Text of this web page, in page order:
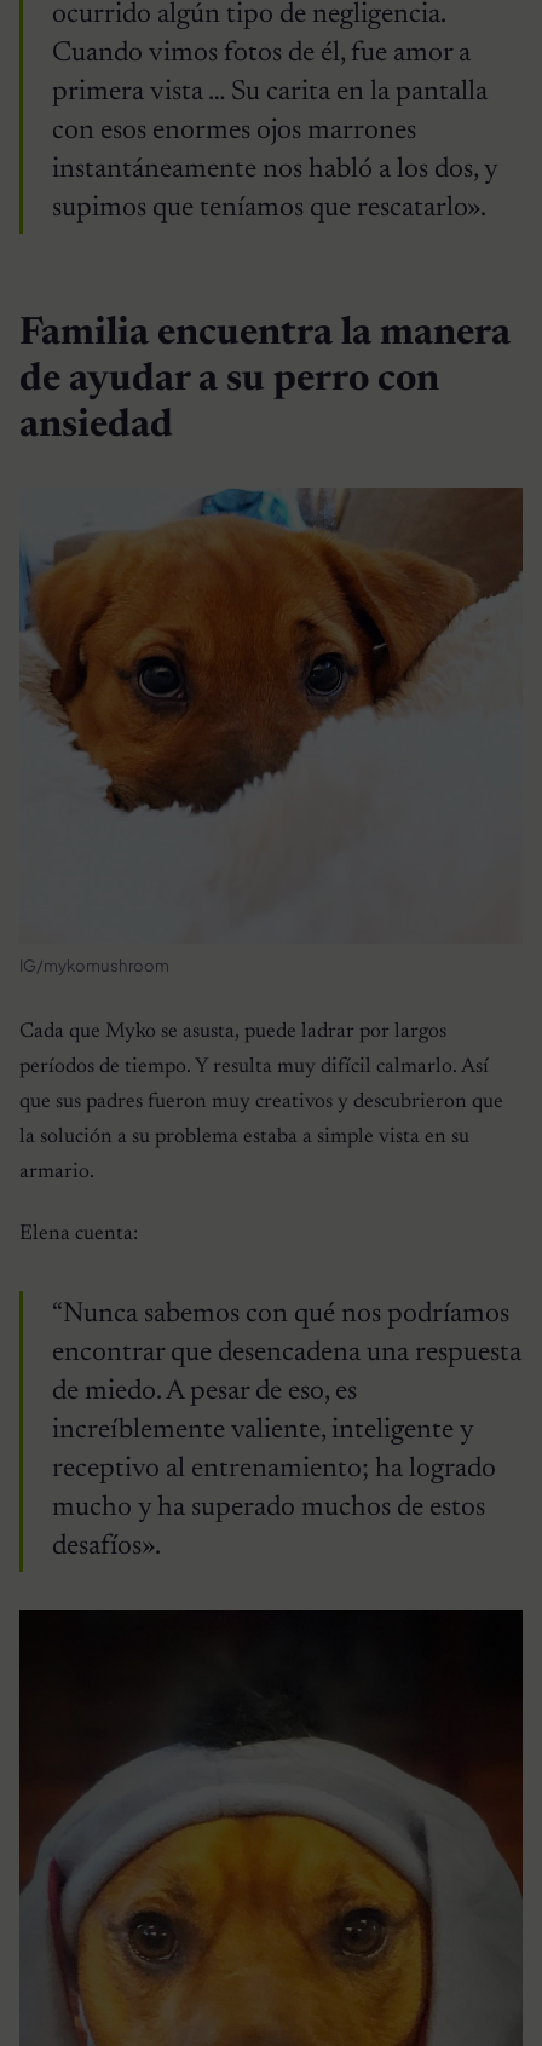
ocurrido algún tipo de negligencia.
Cuando vimos fotos de él, fue amor a
primera vista … Su carita en la pantalla
con esos enormes ojos marrones
instantáneamente nos habló a los dos, y
supimos que teníamos que rescatarlo».
Familia encuentra la manera
de ayudar a su perro con
ansiedad
IG/mykomushroom
Cada que Myko se asusta, puede ladrar por largos
períodos de tiempo. Y resulta muy difícil calmarlo. Así
que sus padres fueron muy creativos y descubrieron que
la solución a su problema estaba a simple vista en su
armario.
Elena cuenta:
“Nunca sabemos con qué nos podríamos
encontrar que desencadena una respuesta
de miedo. A pesar de eso, es
increíblemente valiente, inteligente y
receptivo al entrenamiento; ha logrado
mucho y ha superado muchos de estos
desafíos».